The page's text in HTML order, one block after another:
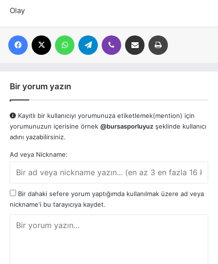
Olay
Facebook WhatsAppTelegram Viber E-posta ile paylaş
Bir yorum yazın
Kayıtlı bir kullanıcıyı yorumunuza etiketlemek(mention) için
yorumunuzun içerisine örnek @bursasporluyuz şeklinde kullanıcı
adını yazabilirsiniz.
Ad veya Nickname:
Bir dahaki sefere yorum yaptığımda kullanılmak üzere ad veya
nickname'i bu tarayıcıya kaydet.